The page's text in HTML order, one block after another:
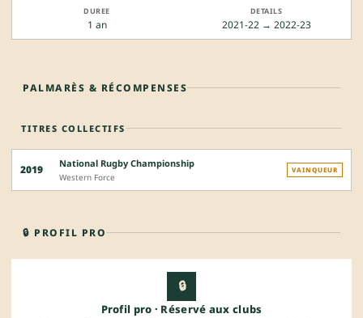
1 an 2021-22 → 2022-23
PALMARÈS & RÉCOMPENSES
TITRES COLLECTIFS
2019 National Rugby Championship
Western Force
VAINQUEUR
🔒 PROFIL PRO
🔒
Profil pro · Réservé aux clubs